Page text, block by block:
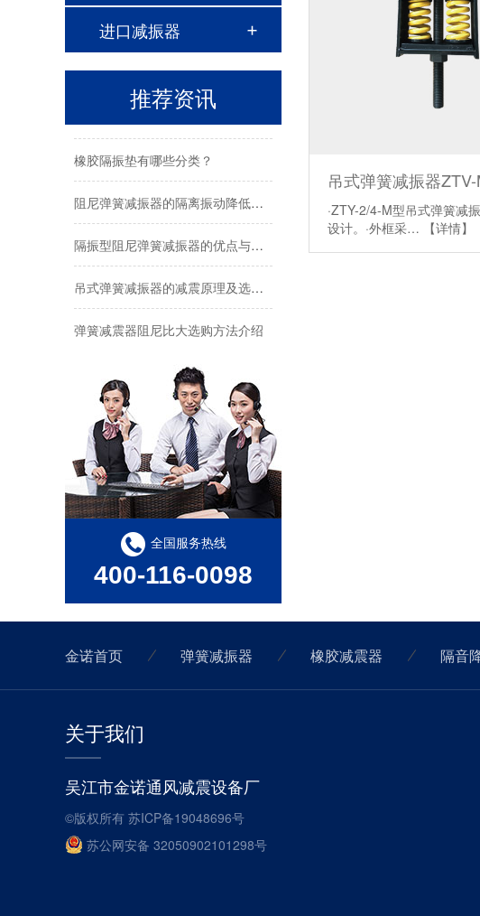
吊式弹簧减振器ZTV-
·ZTY-2/4-M型吊式弹簧减
设计。·外框采…
【详情】
进口减振器
推荐资讯
避震器设备的吊装减震减噪
橡胶隔振垫有哪些分类？
弹簧减震器阻尼比大选购方法介绍
制冷机组风机减震器选型注意哪些？
避震器设备的吊装减震减噪
落地风机阻尼弹簧减震器
橡胶隔振垫有哪些分类？
全国服务热线
400-116-0098
金诺首页 弹簧减振器 橡胶减震器 隔音
关于我们
吴江市金诺通风减震设备厂
©版权所有 苏ICP备19048696号
苏公网安备 32050902101298号